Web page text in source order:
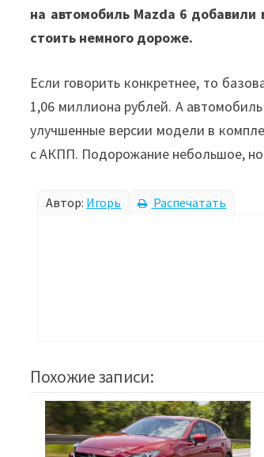
на автомобиль Mazda 6
стоить немного дороже.
Если говорить конкретнее, то
1,06 миллиона рублей. А
улучшенные версии модели в
с АКПП. Подорожание небольшое, но
Автор: Игорь Распечатать
Похожие записи: